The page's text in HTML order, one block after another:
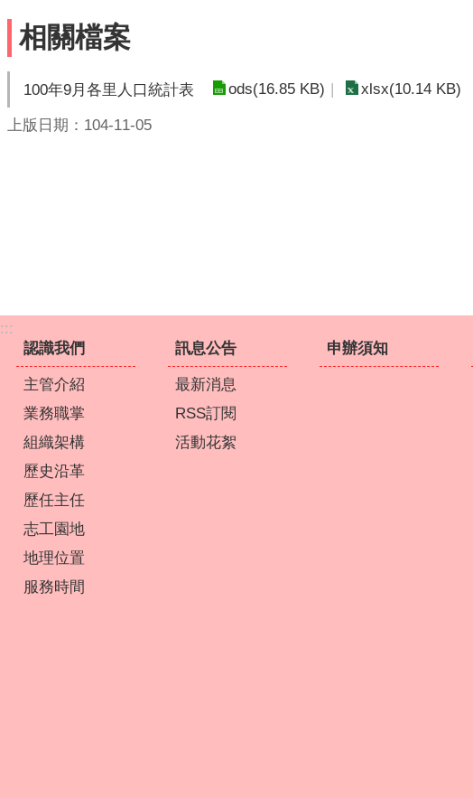
相關檔案
100年9月各里人口統計表 ods(16.85 KB) xlsx(10.14 KB)
上版日期：104-11-05
:::
認識我們
主管介紹
業務職掌
組織架構
歷史沿革
歷任主任
志工園地
地理位置
服務時間
訊息公告
最新消息
RSS訂閱
活動花絮
申辦須知